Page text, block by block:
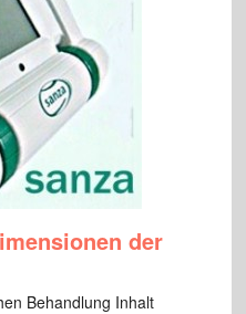
der
Behandlung Inhalt